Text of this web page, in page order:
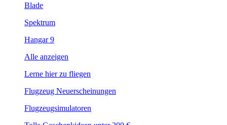
Blade
Spektrum
Hangar 9
Alle anzeigen
Lerne hier zu fliegen
Flugzeug Neuerscheinungen
Flugzeugsimulatoren